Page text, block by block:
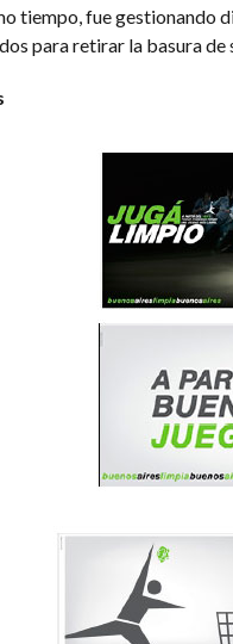
tiempo, fue gestionando
para retirar la basura de